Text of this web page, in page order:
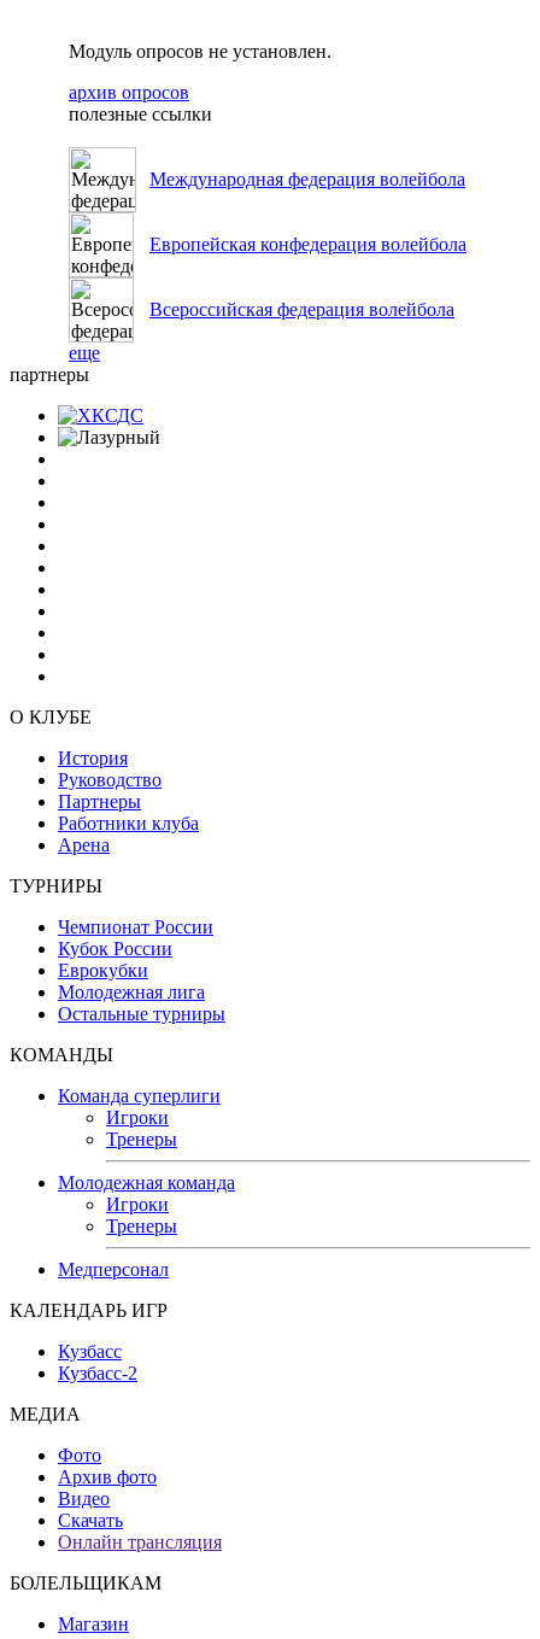
Модуль опросов не установлен.
архив опросов
полезные ссылки
Международная федерация волейбола
Европейская конфедерация волейбола
Всероссийская федерация волейбола
еще
партнеры
О КЛУБЕ
История
Руководство
Партнеры
Работники клуба
Арена
ТУРНИРЫ
Чемпионат России
Кубок России
Еврокубки
Молодежная лига
Остальные турниры
КОМАНДЫ
Команда суперлиги
Игроки
Тренеры
Молодежная команда
Игроки
Тренеры
Медперсонал
КАЛЕНДАРЬ ИГР
Кузбасс
Кузбасс-2
МЕДИА
Фото
Архив фото
Видео
Скачать
Онлайн трансляция
БОЛЕЛЬЩИКАМ
Магазин